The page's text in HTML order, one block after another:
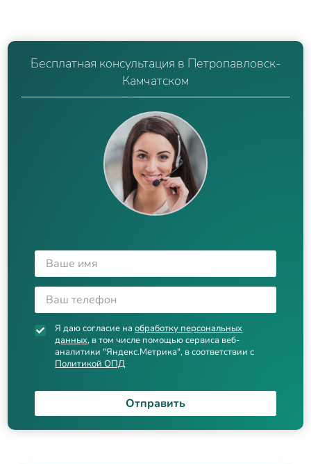
Бесплатная консультация в Петропавловск-
Камчатском
Я даю согласие наобработку персональных
данных, в том числе помощью сервиса веб-
аналитики "Яндекс.Метрика", в соответствии с
Политикой ОПД
Отправить